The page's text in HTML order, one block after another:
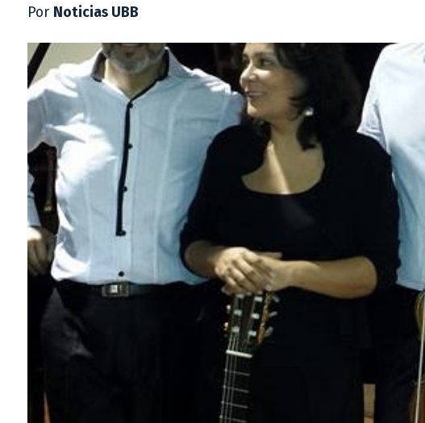
Por Noticias UBB